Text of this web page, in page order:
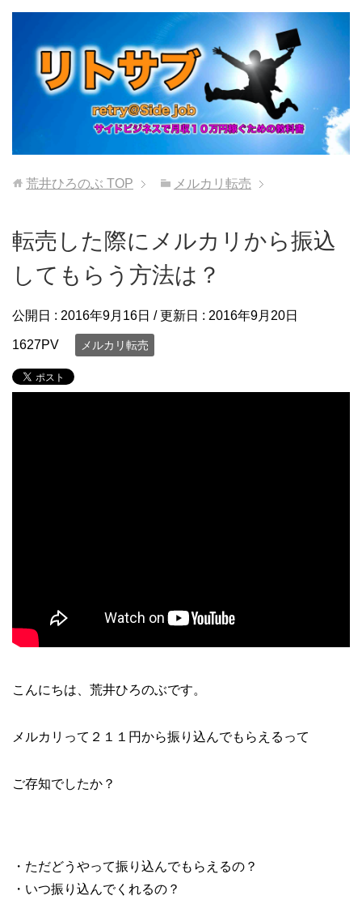
荒井ひろのぶ TOP メルカリ転売
転売した際にメルカリから振込
してもらう方法は？
公開日 : 2016年9月16日 / 更新日 : 2016年9月20日
1627PV メルカリ転売
こんにちは、荒井ひろのぶです。
メルカリって２１１円から振り込んでもらえるって
ご存知でしたか？
・ただどうやって振り込んでもらえるの？
・いつ振り込んでくれるの？